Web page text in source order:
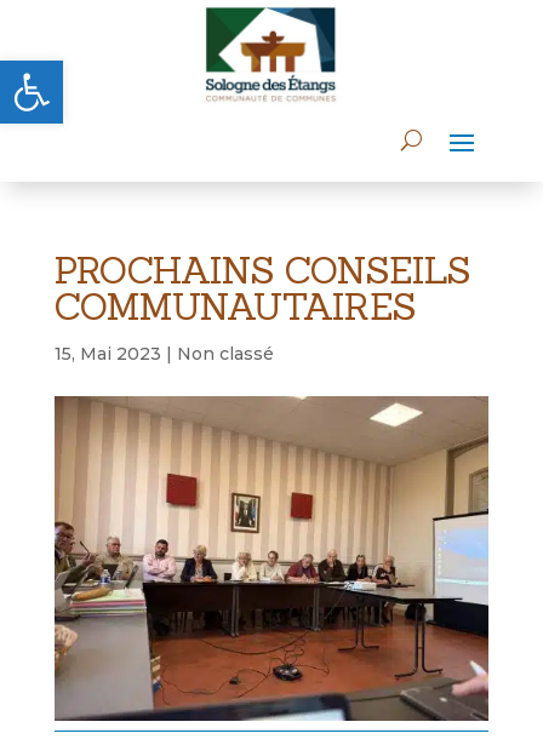
Ouvrir la barre d’outils
PROCHAINS CONSEILS
COMMUNAUTAIRES
15, Mai 2023 | Non classé